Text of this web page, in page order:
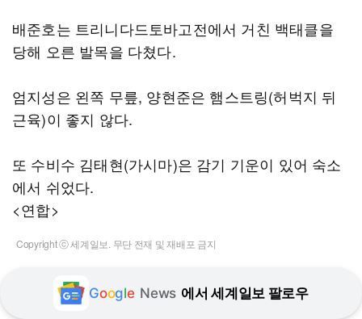
배준호는 트리니다드토바고전에서 거친 백태클을
당해 오른 발목을 다쳤다.
엄지성은 왼쪽 무릎, 양현준은 햄스트링(허벅지 뒤
근육)이 좋지 않다.
또 수비수 김태현(가시마)은 감기 기운이 있어 숙소
에서 쉬었다.
<연합>
Copyright ⓒ 세계일보. 무단 전재 및 재배포 금지
Google News 에서 세계일보 팔로우